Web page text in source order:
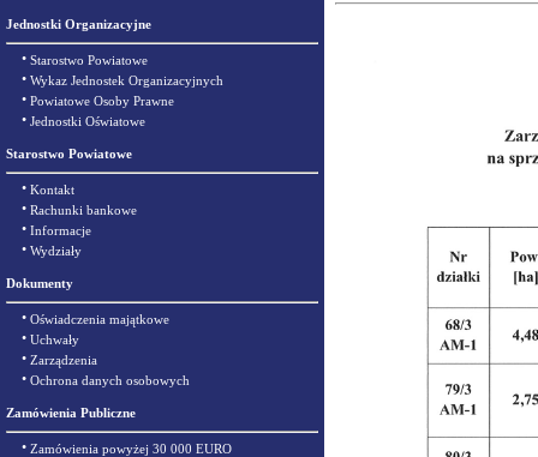
Jednostki Organizacyjne
• Starostwo Powiatowe
• Wykaz Jednostek Organizacyjnych
• Powiatowe Osoby Prawne
• Jednostki Oświatowe
Starostwo Powiatowe
• Kontakt
• Rachunki bankowe
• Informacje
• Wydziały
Dokumenty
• Oświadczenia majątkowe
• Uchwały
• Zarządzenia
• Ochrona danych osobowych
Zamówienia Publiczne
• Zamówienia powyżej 30 000 EURO